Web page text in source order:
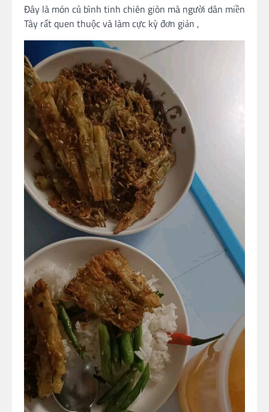
Đây là món củ bình tinh chiên giòn mà người dân miền
Tây rất quen thuộc và làm cực kỳ đơn giản ,